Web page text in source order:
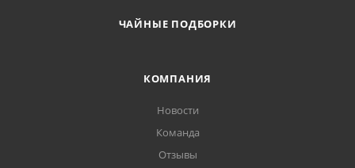
ЧАЙНЫЕ ПОДБОРКИ
КОМПАНИЯ
Новости
Команда
Отзывы